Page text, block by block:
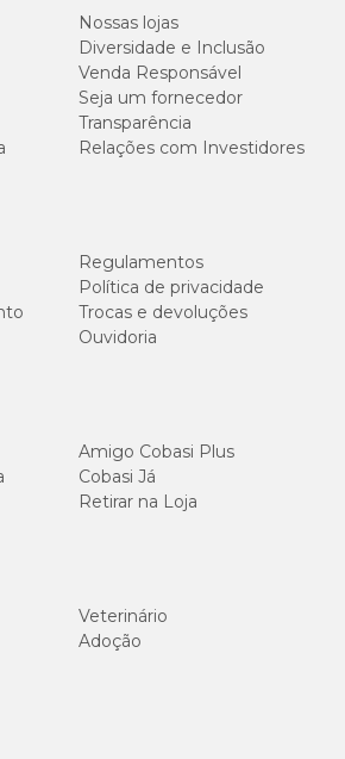
é importante fazer a limpeza dos enfeites
e sujeira. Para isso, é necessário seguir
a limpeza de forma correta:
e esponja nova apenas para uso na
Nossas lojas
Diversidade e Inclusão
Venda Responsável
Seja um fornecedor
Transparência
Relações com Investidores
Regulamentos
Política de privacidade
Trocas e devoluções
Ouvidoria
Amigo Cobasi Plus
Cobasi Já
Retirar na Loja
Veterinário
Adoção